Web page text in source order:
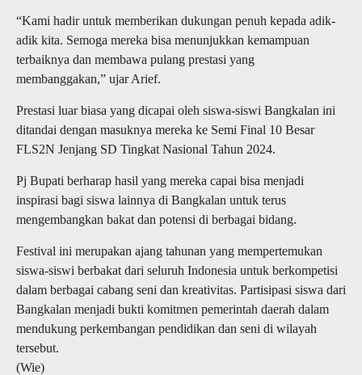
“Kami hadir untuk memberikan dukungan penuh kepada adik-
adik kita. Semoga mereka bisa menunjukkan kemampuan
terbaiknya dan membawa pulang prestasi yang
membanggakan,” ujar Arief.
Prestasi luar biasa yang dicapai oleh siswa-siswi Bangkalan ini
ditandai dengan masuknya mereka ke Semi Final 10 Besar
FLS2N Jenjang SD Tingkat Nasional Tahun 2024.
Pj Bupati berharap hasil yang mereka capai bisa menjadi
inspirasi bagi siswa lainnya di Bangkalan untuk terus
mengembangkan bakat dan potensi di berbagai bidang.
Festival ini merupakan ajang tahunan yang mempertemukan
siswa-siswi berbakat dari seluruh Indonesia untuk berkompetisi
dalam berbagai cabang seni dan kreativitas. Partisipasi siswa dari
Bangkalan menjadi bukti komitmen pemerintah daerah dalam
mendukung perkembangan pendidikan dan seni di wilayah
tersebut.
(Wie)